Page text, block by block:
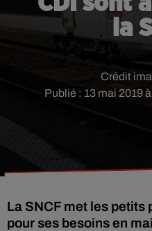
la
Publié : 13 mai 2019
Crédit
La SNCF met les petits
pour ses besoins en